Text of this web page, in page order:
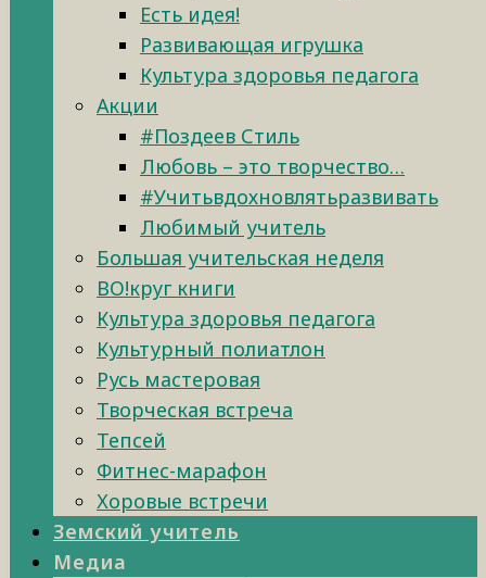
Есть идея!
Развивающая игрушка
Культура здоровья педагога
Акции
#Поздеев Стиль
Любовь – это творчество…
#Учитьвдохновлятьразвивать
Любимый учитель
Большая учительская неделя
ВО!круг книги
Культура здоровья педагога
Культурный полиатлон
Русь мастеровая
Творческая встреча
Тепсей
Фитнес-марафон
Хоровые встречи
Земский учитель
Медиа